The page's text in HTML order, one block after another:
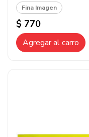
Fina Imagen
$ 770
Agregar al carro